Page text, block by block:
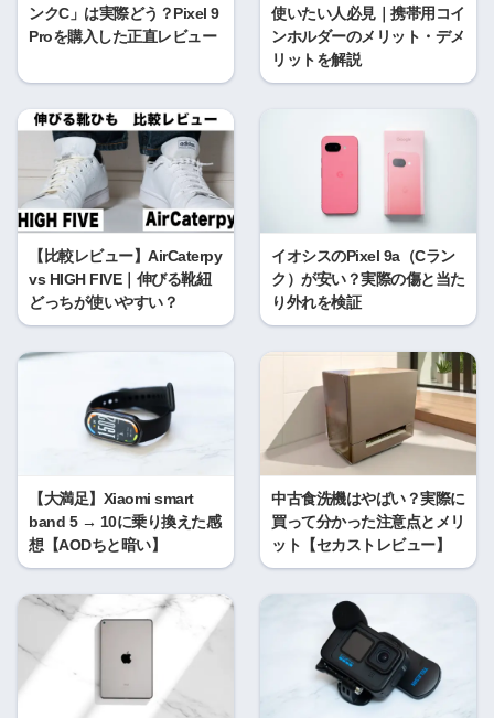
ンクC」は実際どう？Pixel 9
Proを購入した正直レビュー
使いたい人必見｜携帯用コイ
ンホルダーのメリット・デメ
リットを解説
【比較レビュー】AirCaterpy
vs HIGH FIVE｜伸びる靴紐
どっちが使いやすい？
イオシスのPixel 9a（Cラン
ク）が安い？実際の傷と当た
り外れを検証
【大満足】Xiaomi smart
band 5 → 10に乗り換えた感
想【AODちと暗い】
中古食洗機はやばい？実際に
買って分かった注意点とメリ
ット【セカストレビュー】